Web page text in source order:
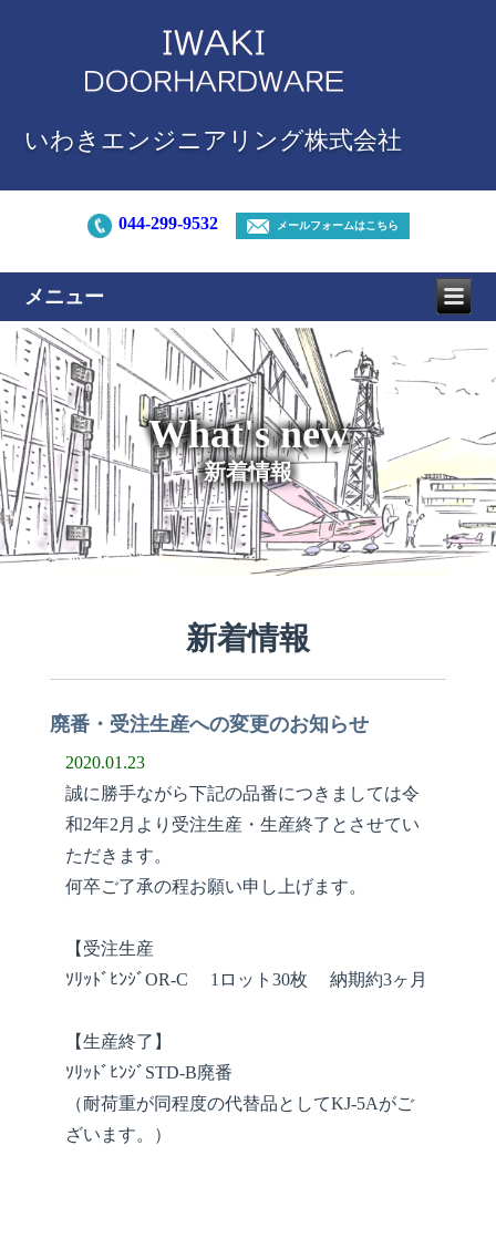
いわきエンジニアリング株式会社
044-299-9532 メールフォームはこちら
メニュー
What's new
新着情報
新着情報
廃番・受注生産への変更のお知らせ
2020.01.23
誠に勝手ながら下記の品番につきましては令
和2年2月より受注生産・生産終了とさせてい
ただきます。
何卒ご了承の程お願い申し上げます。
【受注生産
ｿﾘｯﾄﾞﾋﾝｼﾞOR-C 1ロット30枚 納期約3ヶ月
【生産終了】
ｿﾘｯﾄﾞﾋﾝｼﾞSTD-B廃番
（耐荷重が同程度の代替品としてKJ-5Aがご
ざいます。）